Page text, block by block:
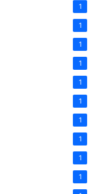
1
1
1
1
1
1
1
1
1
1